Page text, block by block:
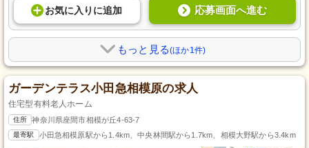
お気に入り に追加 応募画面へ進む
もっと見る(ほか1件)
ガーデンテラス小田急相模原の求人
住宅型有料老人ホーム
住所 神奈川県座間市相模が丘4-63-7
最寄駅 小田急相模原駅から1.4km、中央林間駅から1.7km、相模大野駅から3.4km